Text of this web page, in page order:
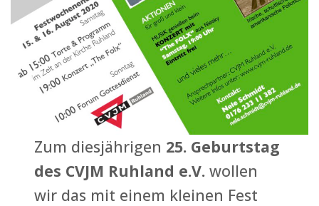
Zum diesjährigen 25. Geburtstag
des CVJM Ruhland e.V.wollen
wir das mit einem kleinen Fest